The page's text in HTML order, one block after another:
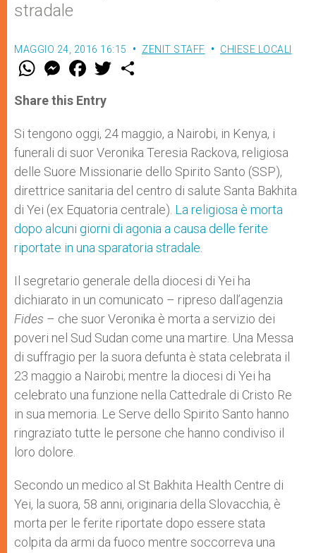
stradale
MAGGIO 24, 2016 16:15 ZENIT STAFF CHIESE LOCALI
W
t
s
p
p
M
e
s
e
g
e
r
F
a
e
b
o
k
w
r
Share this Entry
Si tengono oggi, 24 maggio, a Nairobi, in Kenya, i
funerali di suor Veronika Teresia Rackova, religiosa
delle Suore Missionarie dello Spirito Santo (SSP),
direttrice sanitaria del centro di salute Santa Bakhita
di Yei (ex Equatoria centrale). La religiosa è morta
dopo alcuni giorni di agonia a causa delle ferite
riportate in una sparatoria stradale.
Il segretario generale della diocesi di Yei ha
dichiarato in un comunicato – ripreso dall’agenzia
Fides – che suor Veronika è morta a servizio dei
poveri nel Sud Sudan come una martire. Una Messa
di suffragio per la suora defunta è stata celebrata il
23 maggio a Nairobi; mentre la diocesi di Yei ha
celebrato una funzione nella Cattedrale di Cristo Re
in sua memoria. Le Serve dello Spirito Santo hanno
ringraziato tutte le persone che hanno condiviso il
loro dolore.
Secondo un medico al St Bakhita Health Centre di
Yei, la suora, 58 anni, originaria della Slovacchia, è
morta per le ferite riportate dopo essere stata
colpita da armi da fuoco mentre soccorreva una